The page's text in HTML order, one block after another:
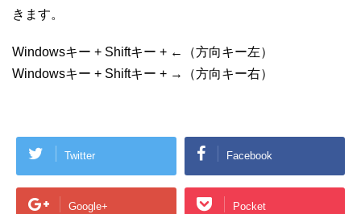
きます。
Windowsキー + Shiftキー + ←（方向キー左）
Windowsキー + Shiftキー + →（方向キー右）
Twitter Facebook
Google+ Pocket